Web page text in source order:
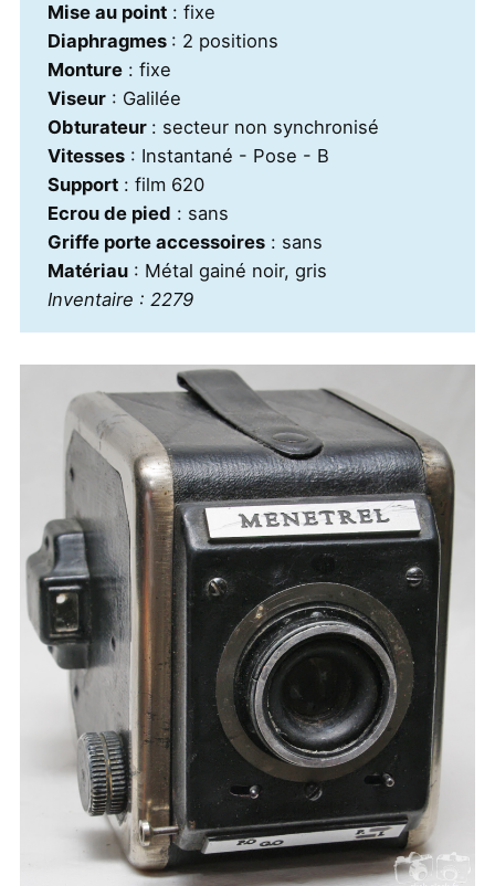
Mise au point: fixe
Diaphragmes : 2 positions
Monture: fixe
Viseur: Galilée
Obturateur : secteur non synchronisé
Vitesses: Instantané - Pose - B
Support: film 620
Ecrou de pied : sans
Griffe porte accessoires: sans
Matériau: Métal gainé noir, gris
Inventaire : 2279